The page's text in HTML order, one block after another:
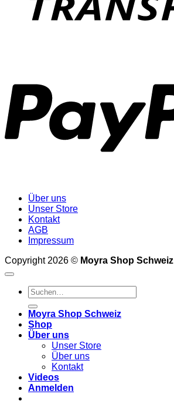
Über uns
Unser Store
Kontakt
AGB
Impressum
Copyright 2026 © Moyra Shop Schweiz
Suchen
nach:
Moyra Shop Schweiz
Shop
Über uns
Unser Store
Über uns
Kontakt
Videos
Anmelden